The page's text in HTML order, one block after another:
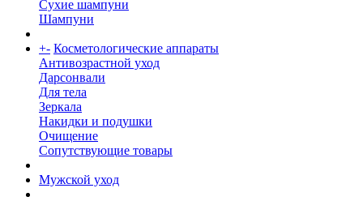
Сухие шампуни
Шампуни
+- Косметологические аппараты
Антивозрастной уход
Дарсонвали
Для тела
Зеркала
Накидки и подушки
Очищение
Сопутствующие товары
Мужской уход